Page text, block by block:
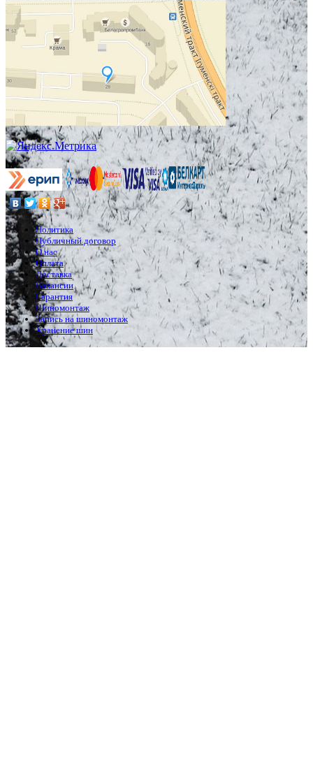
Политика
Публичный договор
О нас
Оплата
Доставка
Вакансии
Гарантия
Шиномонтаж
Запись на шиномонтаж
Хранение шин